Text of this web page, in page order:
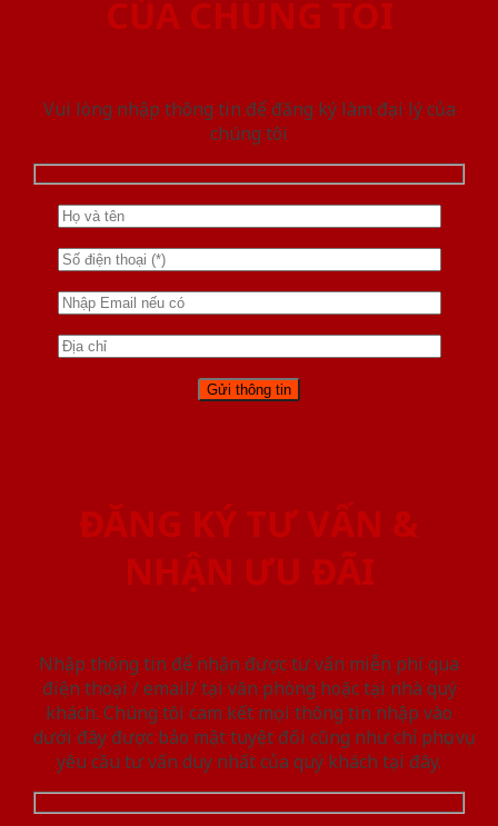
CỦA CHÚNG TÔI
Vui lòng nhập thông tin để đăng ký làm đại lý của
chúng tôi
ĐĂNG KÝ TƯ VẤN &
NHẬN ƯU ĐÃI
Nhập thông tin để nhận được tư vấn miễn phí qua
điện thoại / email/ tại văn phòng hoặc tại nhà quý
khách. Chúng tôi cam kết mọi thông tin nhập vào
dưới đây được bảo mật tuyệt đối cũng như chỉ phục vụ
yêu cầu tư vấn duy nhất của quý khách tại đây.